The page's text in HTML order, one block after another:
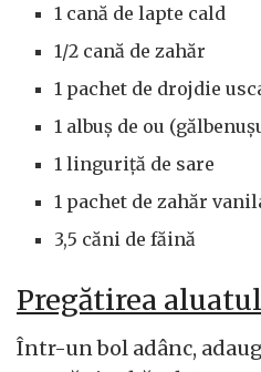
1 cană de lapte cald
1/2 cană de zahăr
1 pachet de drojdie
1 albuș de ou
1 linguriță de sare
1 pachet de zahăr
3,5 căni de făină
Pregătirea
Într-un bol adânc,